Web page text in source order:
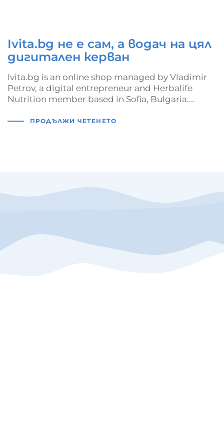
Ivita.bg не е сам, а водач на цял
дигитален керван
Ivita.bg is an online shop managed by Vladimir
Petrov, a digital entrepreneur and Herbalife
Nutrition member based in Sofia, Bulgaria....
ПРОДЪЛЖИ ЧЕТЕНЕТО